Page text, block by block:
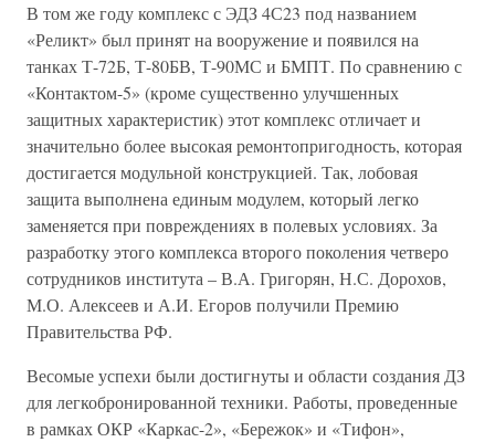
В том же году комплекс с ЭДЗ 4С23 под названием
«Реликт» был принят на вооружение и появился на
танках Т-72Б, Т-80БВ, Т-90МС и БМПТ. По сравнению с
«Контактом-5» (кроме существенно улучшенных
защитных характеристик) этот комплекс отличает и
значительно более высокая ремонтопригодность, которая
достигается модульной конструкцией. Так, лобовая
защита выполнена единым модулем, который легко
заменяется при повреждениях в полевых условиях. За
разработку этого комплекса второго поколения четверо
сотрудников института – В.А. Григорян, Н.С. Дорохов,
М.О. Алексеев и А.И. Егоров получили Премию
Правительства РФ.
Весомые успехи были достигнуты и области создания ДЗ
для легкобронированной техники. Работы, проведенные
в рамках ОКР «Каркас-2», «Бережок» и «Тифон»,